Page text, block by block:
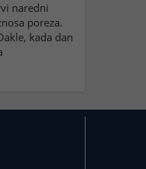
naredni
poreza.
kada dan